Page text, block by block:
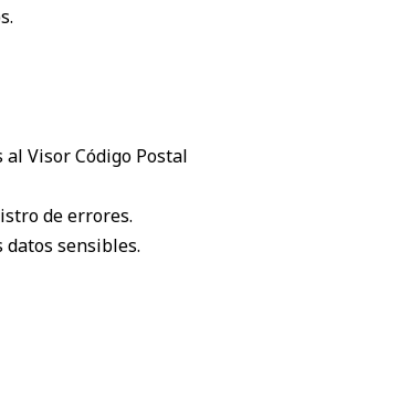
Visor Código Postal
de errores.
sensibles.